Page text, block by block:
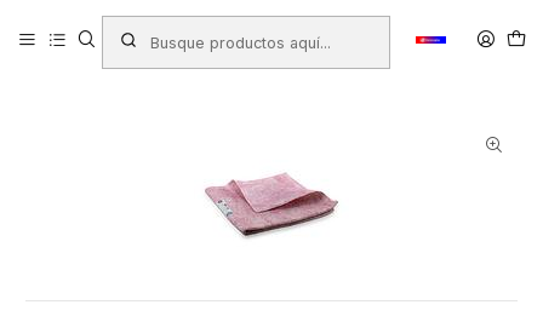
Productos ASEO HOGAR Paños y Traperos
TRAPERO SIMPLE VIRUTEX 50 X 50 ALGODON COLOR VTX PRO C
/OJAL ( CA ) ( LIC.W )